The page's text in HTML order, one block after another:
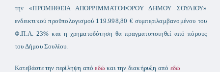
την «ΠΡΟΜΗΘΕΙΑ ΑΠΟΡΡΙΜΜΑΤΟΦΟΡΟΥ ΔΗΜΟΥ ΣΟΥΛΙΟΥ»
ενδεικτικού προϋπολογισμού 119.998,80 € συμπεριλαμβανομένου του
Φ.Π.Α. 23% και η χρηματοδότηση θα πραγματοποιηθεί από πόρους
του Δήμου Σουλίου.
Κατεβάστε την περίληψη απόεδώ και την διακήρυξη από εδώ